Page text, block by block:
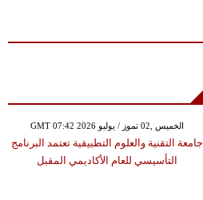
GMT 07:42 2026 الخميس ,02 تموز / يوليو
جامعة التقنية والعلوم التطبيقية تعتمد البرنامج
التأسيسي للعام الأكاديمي المقبل